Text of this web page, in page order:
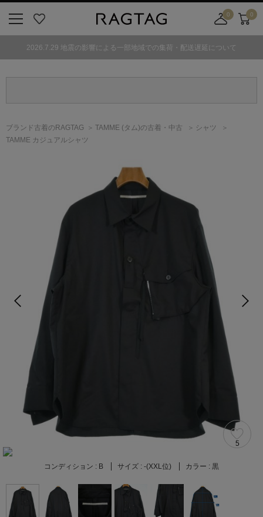
気
0
舗
カ
ト
0
2026.7.29 地震の影響による一部地域での集荷・配送遅延について
ブランド古着のRAGTAG TAMME (タム)の古着・中古
シャツ
TAMME カジュアルシャツ
5
コンディション : B サイズ : -(XXL位) カラー : 黒